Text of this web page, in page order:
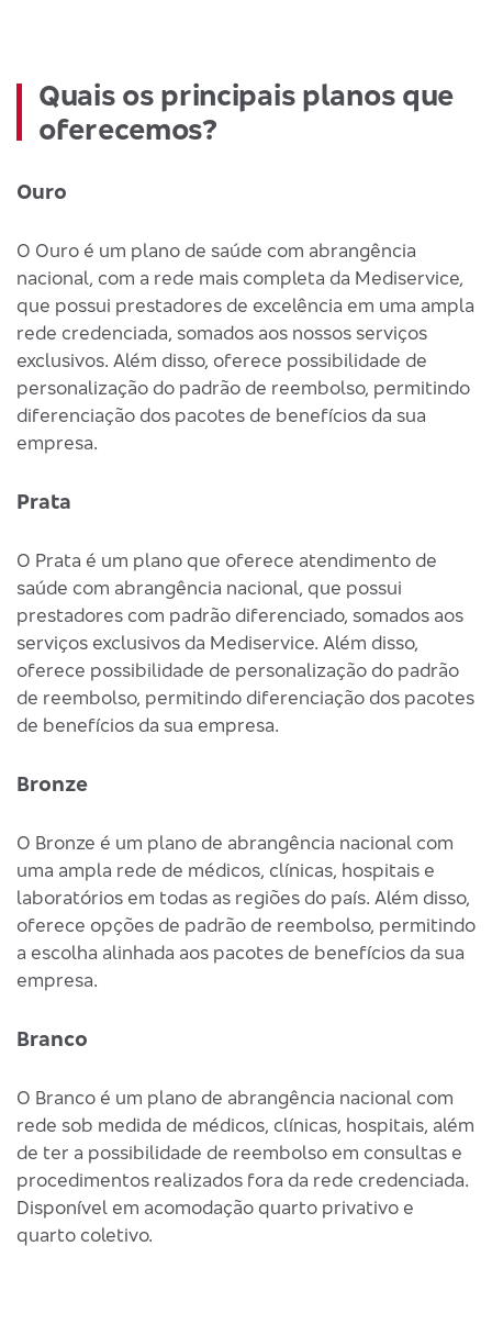
Quais os principais planos que
oferecemos?
Ouro
O Ouro é um plano de saúde com abrangência
nacional, com a rede mais completa da Mediservice,
que possui prestadores de excelência em uma ampla
rede credenciada, somados aos nossos serviços
exclusivos. Além disso, oferece possibilidade de
personalização do padrão de reembolso, permitindo
diferenciação dos pacotes de benefícios da sua
empresa.
Prata
O Prata é um plano que oferece atendimento de
saúde com abrangência nacional, que possui
prestadores com padrão diferenciado, somados aos
serviços exclusivos da Mediservice. Além disso,
oferece possibilidade de personalização do padrão
de reembolso, permitindo diferenciação dos pacotes
de benefícios da sua empresa.
Bronze
O Bronze é um plano de abrangência nacional com
uma ampla rede de médicos, clínicas, hospitais e
laboratórios em todas as regiões do país. Além disso,
oferece opções de padrão de reembolso, permitindo
a escolha alinhada aos pacotes de benefícios da sua
empresa.
Branco
O Branco é um plano de abrangência nacional com
rede sob medida de médicos, clínicas, hospitais, além
de ter a possibilidade de reembolso em consultas e
procedimentos realizados fora da rede credenciada.
Disponível em acomodação quarto privativo e
quarto coletivo.